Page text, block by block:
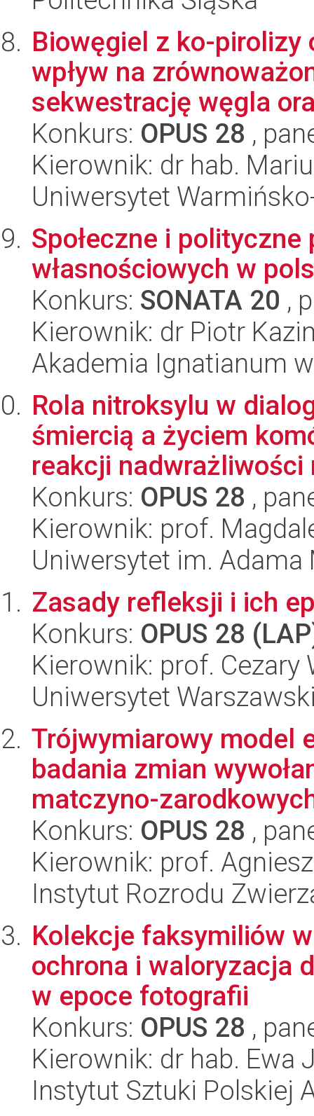
Biowęgiel z ko-pirolizy
wpływ na
sekwestrację węgla
Konkurs: OPUS 28 ,
Kierownik: dr hab.
Uniwersytet
Społeczne i
własnościowych w
Konkurs: SONATA 20 ,
Kierownik: dr Piotr
Akademia Ignatianum
Rola nitroksylu w
śmiercią a życiem
reakcji nadwrażliwości
Konkurs: OPUS 28 ,
Kierownik: prof.
Uniwersytet im.
Zasady refleksji i ich
Konkurs: OPUS 28
Kierownik: prof. Cezary
Uniwersytet
Trójwymiarowy model
badania zmian
matczyno-
Konkurs: OPUS 28 ,
Kierownik: prof.
Instytut Rozrodu
Kolekcje faksymiliów
ochrona i waloryzacja
w epoce fotografii
Konkurs: OPUS 28 ,
Kierownik: dr hab. Ewa
Instytut Sztuki Polskiej